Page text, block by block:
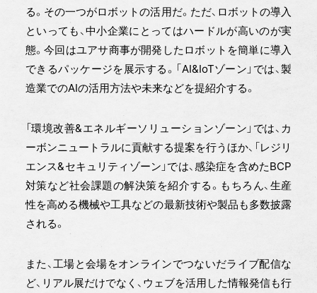
る。その一つがロボットの活用だ。ただ、ロボットの導入
といっても、中小企業にとってはハードルが高いのが実
態。今回はユアサ商事が開発したロボットを簡単に導入
できるパッケージを展示する。「AI&IoTゾーン」では、製
造業でのAIの活用方法や未来などを提紹介する。
「環境改善&エネルギーソリューションゾーン」では、カ
ーボンニュートラルに貢献する提案を行うほか、「レジリ
エンス&セキュリティゾーン」では、感染症を含めたBCP
対策など社会課題の解決策を紹介する。もちろん、生産
性を高める機械や工具などの最新技術や製品も多数披露
される。
また、工場と会場をオンラインでつないだライブ配信な
ど、リアル展だけでなく、ウェブを活用した情報発信も行